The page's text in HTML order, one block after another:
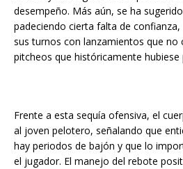
desempeño. Más aún, se ha
padeciendo cierta falta de
sus turnos con lanzamientos que no
pitcheos que históricamente
Frente a esta sequía ofensiva, el
al joven pelotero, señalando que
hay periodos de bajón y que lo
el jugador. El manejo del rebote